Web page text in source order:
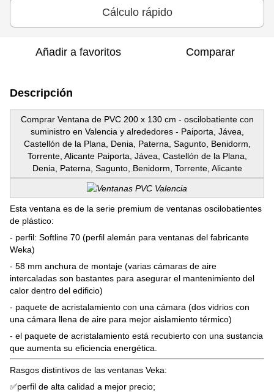
Cálculo rápido
Añadir a favoritos Comparar
Descripción
Comprar Ventana de PVC 200 x 130 cm - oscilobatiente con
suministro en Valencia y alrededores - Paiporta, Jávea,
Castellón de la Plana, Denia, Paterna, Sagunto, Benidorm,
Torrente, Alicante Paiporta, Jávea, Castellón de la Plana,
Denia, Paterna, Sagunto, Benidorm, Torrente, Alicante
Esta ventana es de la serie premium de ventanas oscilobatientes
de plástico:
- perfil: Softline 70 (perfil alemán para ventanas del fabricante
Weka)
- 58 mm anchura de montaje (varias cámaras de aire
intercaladas son bastantes para asegurar el mantenimiento del
calor dentro del edificio)
- paquete de acristalamiento con una cámara (dos vidrios con
una cámara llena de aire para mejor aislamiento térmico)
- el paquete de acristalamiento está recubierto con una sustancia
que aumenta su eficiencia energética.
Rasgos distintivos de las ventanas Veka:
✅perfil de alta calidad a mejor precio;